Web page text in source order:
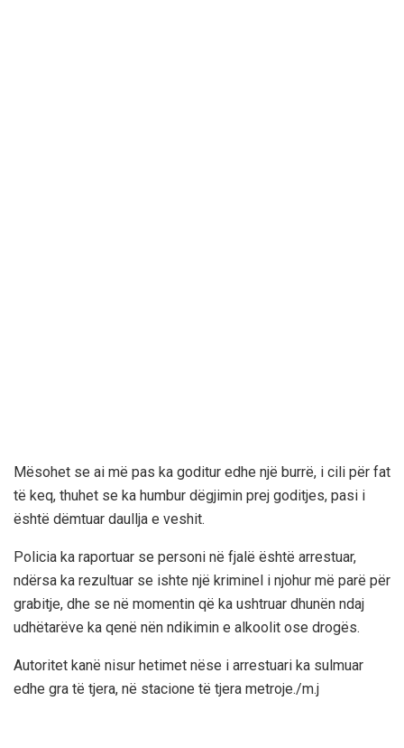
Mësohet se ai më pas ka goditur edhe një burrë, i cili për fat
të keq, thuhet se ka humbur dëgjimin prej goditjes, pasi i
është dëmtuar daullja e veshit.
Policia ka raportuar se personi në fjalë është arrestuar,
ndërsa ka rezultuar se ishte një kriminel i njohur më parë për
grabitje, dhe se në momentin që ka ushtruar dhunën ndaj
udhëtarëve ka qenë nën ndikimin e alkoolit ose drogës.
Autoritet kanë nisur hetimet nëse i arrestuari ka sulmuar
edhe gra të tjera, në stacione të tjera metroje./m.j